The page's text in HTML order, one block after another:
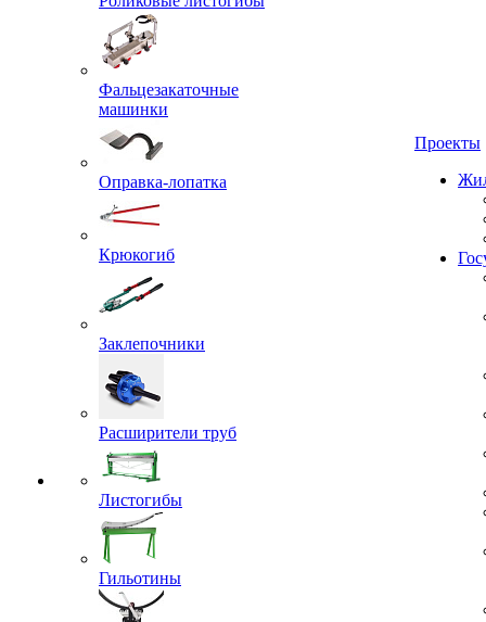
Фальцезакаточные
машинки
Оправка-лопатка
Крюкогиб
Заклепочники
Расширители труб
Листогибы
Гильотины